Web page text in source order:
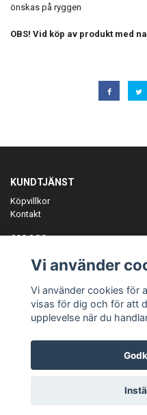
önskas på ryggen
OBS! Vid köp av produkt med
KUNDTJÄNST
Köpvillkor
Kontakt
OM OSS
ANMÄL DIG TILL VÅRT
©
Vi använder
Vi använder cookies för
visas för dig och för att
upplevelse när du